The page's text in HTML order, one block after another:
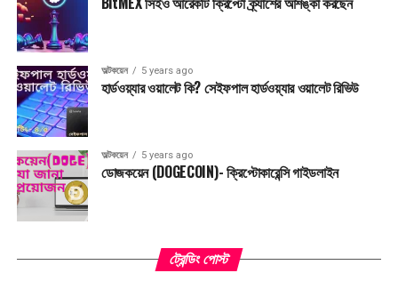
অল্টকয়েন 5 years ago
হার্ডওয়্যার ওয়ালেট কি? সেইফপাল হার্ডওয়্যার ওয়ালেট রিভিউ
অল্টকয়েন 5 years ago
ডোজকয়েন (DOGECOIN)- ক্রিপ্টোকারেন্সি গাইডলাইন
ট্রেন্ডিং পোস্ট